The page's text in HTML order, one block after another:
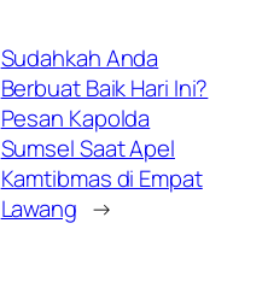
Sudahkah Anda
Berbuat Baik Hari Ini?
Pesan Kapolda
Sumsel Saat Apel
Kamtibmas di Empat
Lawang →